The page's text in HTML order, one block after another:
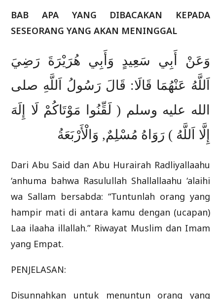
BAB APA YANG DIBACAKAN KEPADA
SESEORANG YANG AKAN MENINGGAL
وَعَنْ أَبِي سَعِيدٍ وَأَبِي هُرَيْرَةَ رَضِيَ
اَللَّهُ عَنْهُمَا قَالَا: قَالَ رَسُولُ اَللَّهِ صلى
الله عليه وسلم ( لَقِّنُوا مَوْتَاكُمْ لَا إِلَهَ
إِلَّا اَللَّهُ ) رَوَاهُ مُسْلِمٌ, وَالْأَرْبَعَةُ
Dari Abu Said dan Abu Hurairah Radliyallaahu
‘anhuma bahwa Rasulullah Shallallaahu ‘alaihi
wa Sallam bersabda: “Tuntunlah orang yang
hampir mati di antara kamu dengan (ucapan)
Laa ilaaha illallah.” Riwayat Muslim dan Imam
yang Empat.
PENJELASAN:
Disunnahkan untuk menuntun orang yang